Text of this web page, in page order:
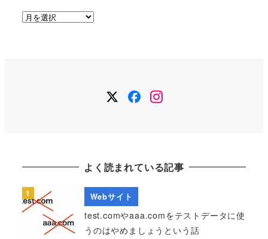
ア
Twitter
Facebook
Instagram
よく読まれている記事
Webサイト
test.comやaaa.comをテストデータに使
うのはやめましょうという話